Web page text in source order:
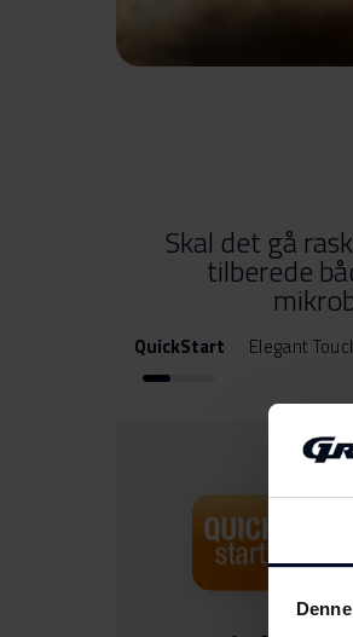
Skal det gå
tilberede
QuickStart Elegant